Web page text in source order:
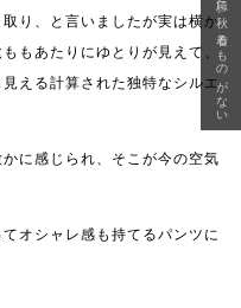
取り、と言いましたが実は横か
もあたりにゆとりが見えて、
える計算された独特なシルエ
に感じられ、そこが今の空気
オシャレ感も持てるパンツに
急に秋、着るものがない